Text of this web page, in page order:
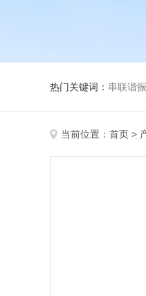
热门关键词： 串联谐
当前位置： 首页 >